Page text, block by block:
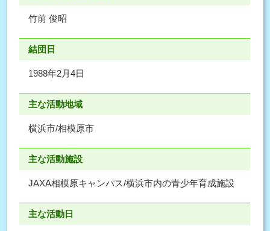
竹前 俊昭
結団日
1988年2月4日
主な活動地域
横浜市/相模原市
主な活動施設
JAXA相模原キャンパス/横浜市内の青少年育成施設
主な活動日